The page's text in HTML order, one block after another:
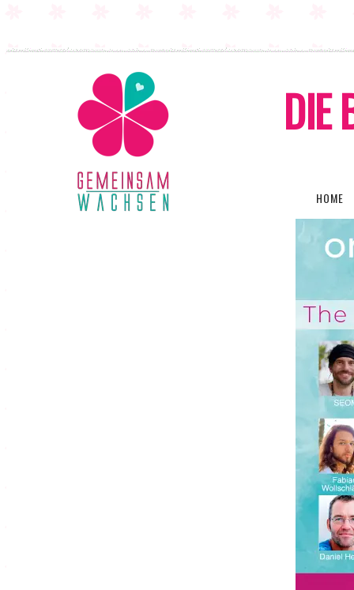
DIE
HOME